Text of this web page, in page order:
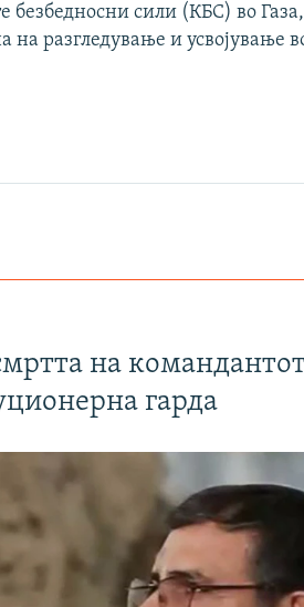
сили (КБС) во Газа,
на разгледување и усвојување
на
гарда